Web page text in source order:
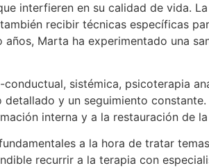
interfieren en su calidad de vida.
recibir técnicas específicas
Marta ha experimentado una
sistémica, psicoterapia
y un seguimiento
interna y a la restauración de
a la hora de tratar
recurrir a la terapia con